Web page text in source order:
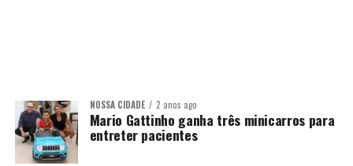
NOSSA CIDADE 2 anos ago
Mario Gattinho ganha três minicarros para
entreter pacientes